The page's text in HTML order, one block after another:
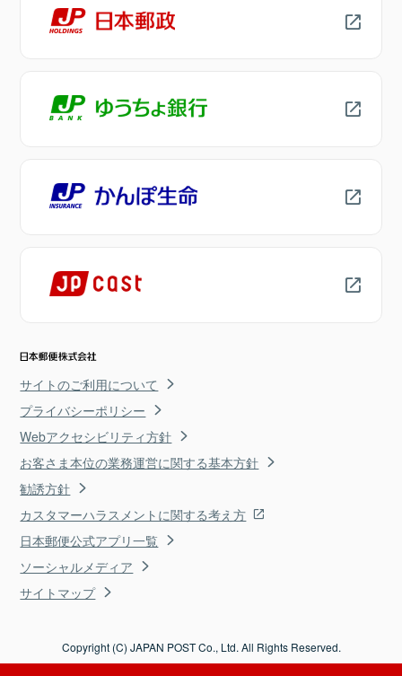
サイトのご利用について
プライバシーポリシー
Webアクセシビリティ方針
お客さま本位の業務運営に関する基本方針
勧誘方針
カスタマーハラスメントに関する考え方
日本郵便公式アプリ一覧
ソーシャルメディア
サイトマップ
Copyright (C) JAPAN POST Co., Ltd. All Rights Reserved.